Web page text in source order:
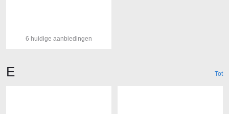
6 huidige aanbiedingen
Winkels beginnende met de letter
E Tot